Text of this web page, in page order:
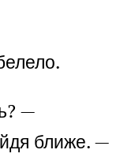
—
ближе. —